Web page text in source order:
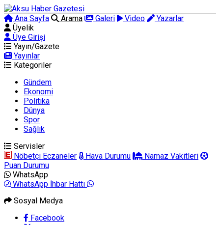
Ana Sayfa Arama Galeri Video
Yazarlar
Üyelik
Üye Girişi
Yayın/Gazete
Yayınlar
Kategoriler
Gündem
Ekonomi
Politika
Dünya
Spor
Sağlık
Servisler
Nöbetçi Eczaneler
Hava Durumu
Namaz Vakitleri
Puan Durumu
WhatsApp
WhatsApp İhbar Hattı
Sosyal Medya
Facebook